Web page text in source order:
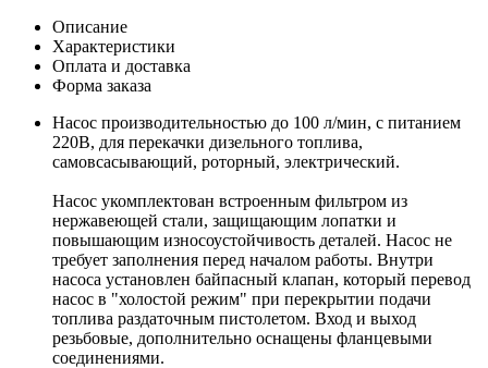
Описание
Характеристики
Оплата и доставка
Форма заказа
Насос производительностью до 100 л/мин, с питанием
220В, для перекачки дизельного топлива,
самовсасывающий, роторный, электрический.
Насос укомплектован встроенным фильтром из
нержавеющей стали, защищающим лопатки и
повышающим износоустойчивость деталей. Насос не
требует заполнения перед началом работы. Внутри
насоса установлен байпасный клапан, который перевод
насос в "холостой режим" при перекрытии подачи
топлива раздаточным пистолетом. Вход и выход
резьбовые, дополнительно оснащены фланцевыми
соединениями.